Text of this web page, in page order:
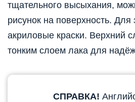
тщательного высыхания,
рисунок на поверхность. Для
акриловые краски. Верхний
тонким слоем лака для
СПРАВКА!